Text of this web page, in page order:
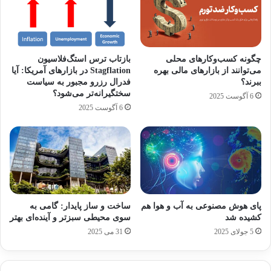
محبوبیت این نوشیدنی تا حدی افزایش پیدا کرد که
در جنگ جهانی دوم کوکاکولا به عنوان یک کالا مهم
جنگی تبدیل شد و هر سرباز آمریکایی سهمیه
مشخصی را برای دریافت آن داشت، این بدان دلیل
بود که از این راه سربازان آمریکایی با این
نوشیدنی انرژی زا تقویت شوند.
در سال ۱۹۸۵ اتفاق مهمی در تاریخچه کوکاکولا رخ
داد و در این سال شرکت به دنبال بررسی ذائقه‌های
مشتریان خود و دنبال کردن ذائقه‌های جدید، تصمیم
گرفت فرمول ساخت نوشابه‌های خود را تغییر دهد
چگونه کسب‌وکارهای محلی
می‌توانند از بازارهای مالی بهره
ببرند؟
6 آگوست 2025
بازتاب ترس استگ‌فلاسیون
Stagflation در بازارهای آمریکا: آیا
فدرال رزرو مجبور به سیاست
سختگیرانه‌تر می‌شود؟
6 آگوست 2025
پای هوش مصنوعی به آب و هوا هم
کشیده شد
5 جولای 2025
ساخت و ساز پایدار: گامی به
سوی محیطی سبزتر و آینده‌ای بهتر
31 می 2025